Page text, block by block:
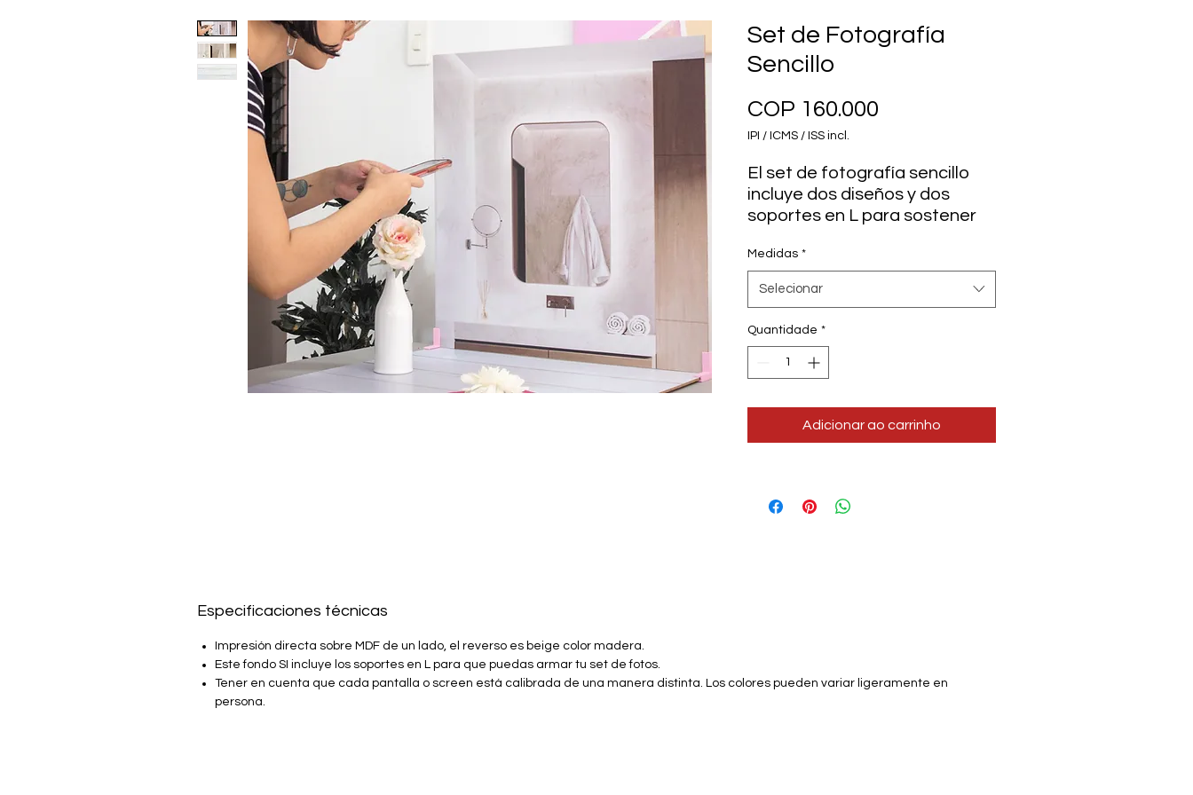
Set de Fotografía
Sencillo
COP 160.000
IPI / ICMS / ISS incl.
El set de fotografía sencillo
incluye dos diseños y dos
soportes en L para sostener
*no incluye la decoración, solo
es ambientación*
Medidas *
Selecionar
Quantidade *
Adicionar ao carrinho
Especificaciones técnicas
Impresión directa sobre MDF de un lado, el reverso es beige color madera.
Este fondo SI incluye los soportes en L para que puedas armar tu set de fotos.
Tener en cuenta que cada pantalla o screen está calibrada de una manera distinta. Los colores pueden variar ligeramente en
persona.